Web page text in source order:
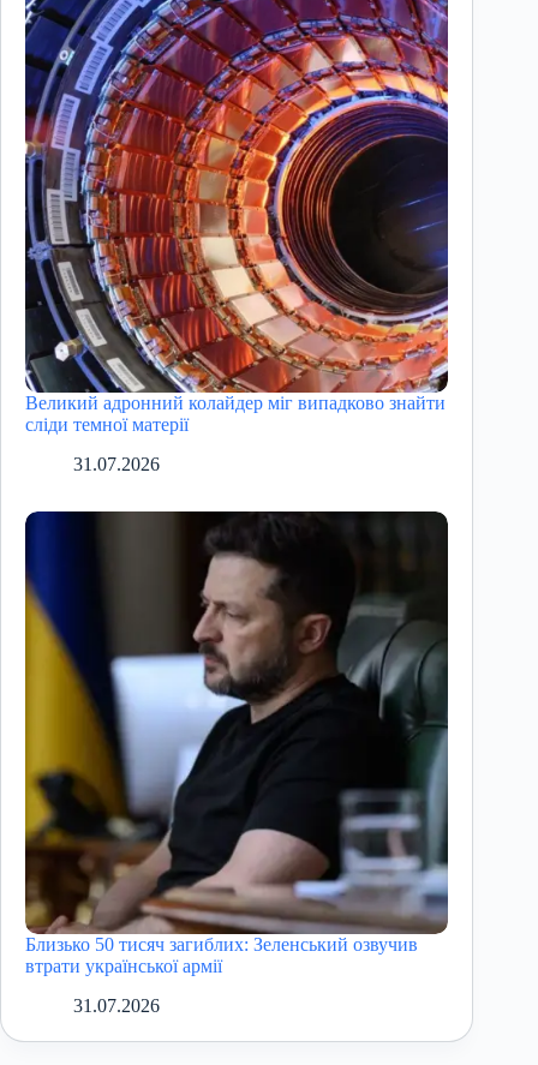
Великий адронний колайдер міг випадково знайти
сліди темної матерії
31.07.2026
Близько 50 тисяч загиблих: Зеленський озвучив
втрати української армії
31.07.2026